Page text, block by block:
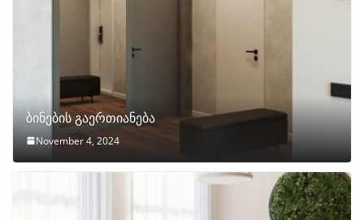
ბინების გაერთიანება
November 4, 2024